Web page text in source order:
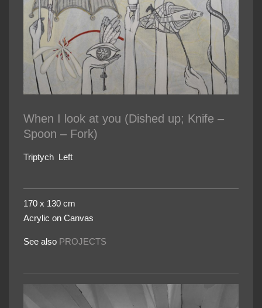
When I look at you (Dished up; Knife –
Spoon – Fork)
Triptych Left
170 x 130 cm
Acrylic on Canvas
See also PROJECTS